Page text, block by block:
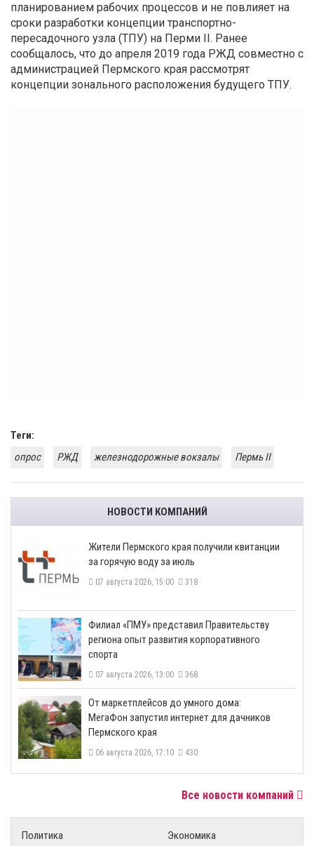
планированием рабочих процессов и не повлияет на
сроки разработки концепции транспортно-
пересадочного узла (ТПУ) на Перми II. Ранее
сообщалось, что до апреля 2019 года РЖД совместно с
администрацией Пермского края рассмотрят
концепции зонального расположения будущего ТПУ.
Теги:
опрос
РЖД железнодорожные вокзалы Пермь II
НОВОСТИ КОМПАНИЙ
​Жители Пермского края получили квитанции
за горячую воду за июль
07 августа 2026, 15:00 318
​Филиал «ПМУ» представил Правительству
региона опыт развития корпоративного
спорта
07 августа 2026, 13:00 368
От маркетплейсов до умного дома:
МегаФон запустил интернет для дачников
Пермского края
06 августа 2026, 17:10 430
Все новости компаний
Политика
Экономика